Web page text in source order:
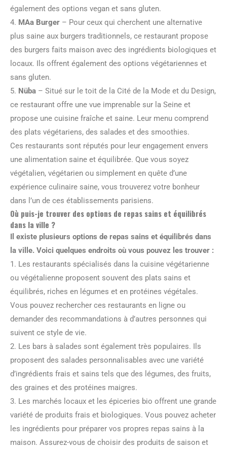
également des options vegan et sans gluten.
4. MAa Burger – Pour ceux qui cherchent une alternative
plus saine aux burgers traditionnels, ce restaurant propose
des burgers faits maison avec des ingrédients biologiques et
locaux. Ils offrent également des options végétariennes et
sans gluten.
5. Nüba – Situé sur le toit de la Cité de la Mode et du Design,
ce restaurant offre une vue imprenable sur la Seine et
propose une cuisine fraîche et saine. Leur menu comprend
des plats végétariens, des salades et des smoothies.
Ces restaurants sont réputés pour leur engagement envers
une alimentation saine et équilibrée. Que vous soyez
végétalien, végétarien ou simplement en quête d’une
expérience culinaire saine, vous trouverez votre bonheur
dans l’un de ces établissements parisiens.
Où puis-je trouver des options de repas sains et équilibrés
dans la ville ?
Il existe plusieurs options de repas sains et équilibrés dans
la ville. Voici quelques endroits où vous pouvez les trouver :
1. Les restaurants spécialisés dans la cuisine végétarienne
ou végétalienne proposent souvent des plats sains et
équilibrés, riches en légumes et en protéines végétales.
Vous pouvez rechercher ces restaurants en ligne ou
demander des recommandations à d’autres personnes qui
suivent ce style de vie.
2. Les bars à salades sont également très populaires. Ils
proposent des salades personnalisables avec une variété
d’ingrédients frais et sains tels que des légumes, des fruits,
des graines et des protéines maigres.
3. Les marchés locaux et les épiceries bio offrent une grande
variété de produits frais et biologiques. Vous pouvez acheter
les ingrédients pour préparer vos propres repas sains à la
maison. Assurez-vous de choisir des produits de saison et